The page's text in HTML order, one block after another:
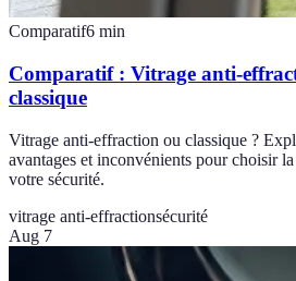
Comparatif6 min
Comparatif : Vitrage anti-
classique
Vitrage anti-effraction ou classique ?
avantages et inconvénients pour choisir
votre sécurité.
vitrage anti-effractionsécurité
Aug 7